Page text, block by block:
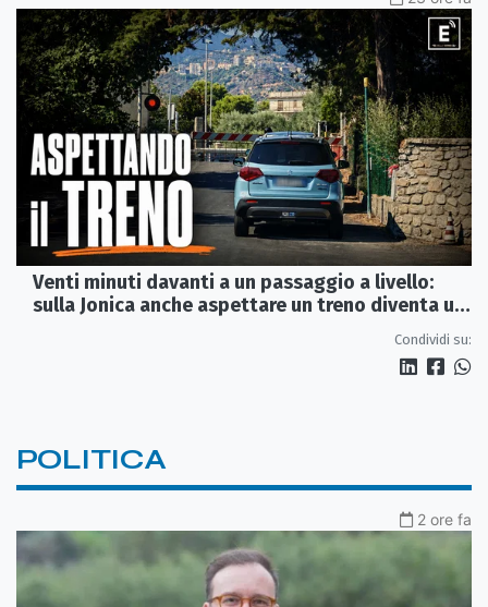
Venti minuti davanti a un passaggio a livello:
sulla Jonica anche aspettare un treno diventa un
Condividi su:
POLITICA
2 ore fa